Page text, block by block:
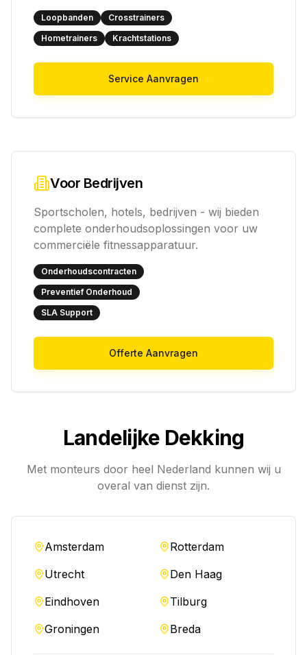
Loopbanden
Crosstrainers
Hometrainers
Krachtstations
Service Aanvragen
Voor Bedrijven
Sportscholen, hotels, bedrijven - wij bieden
complete onderhoudsoplossingen voor uw
commerciële fitnessapparatuur.
Onderhoudscontracten
Preventief Onderhoud
SLA Support
Offerte Aanvragen
Landelijke Dekking
Met monteurs door heel Nederland kunnen wij u
overal van dienst zijn.
Amsterdam
Rotterdam
Utrecht
Den Haag
Eindhoven
Tilburg
Groningen
Breda